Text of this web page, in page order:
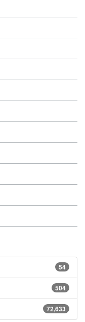
54
504
72,633